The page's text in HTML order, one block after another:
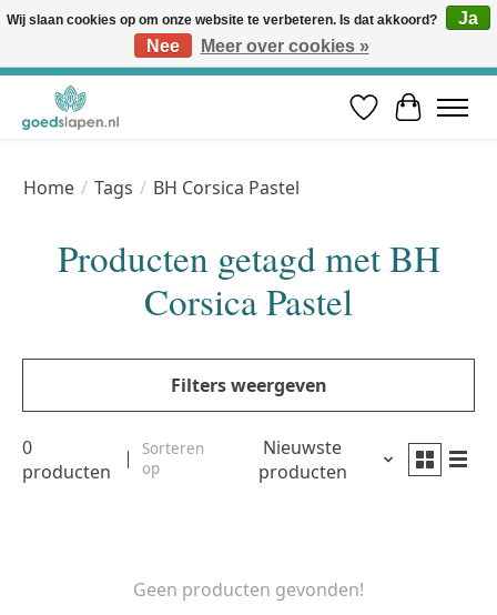
Vóór 12u besteld, volgende werkdag in huis* | Gratis verzending vanaf €50 | Professioneel slaapadvies
Verlanglijst
Home / Tags / BH Corsica Pastel
Producten getagd met BH
Corsica Pastel
Filters weergeven
0
producten
Sorteren
op
Nieuwste
producten
Geen producten gevonden!
Wij slaan cookies op om onze website te verbeteren. Is dat akkoord?
Ja
Nee
Meer over cookies »